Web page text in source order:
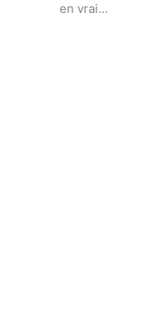
en vrai…